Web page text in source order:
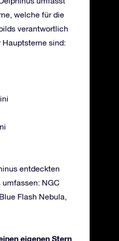
welche für die
verantwortlich
Hauptsterne sind:
entdeckten
umfassen: NGC
Flash Nebula,
eigenen Stern